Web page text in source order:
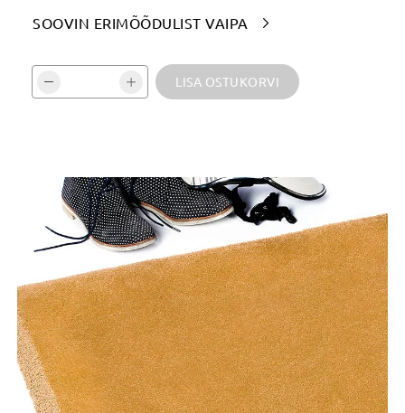
SOOVIN ERIMÕÕDULIST VAIPA 
Vali kogus ja kinnita: LISA OSTUKORVI
Tooteinfo